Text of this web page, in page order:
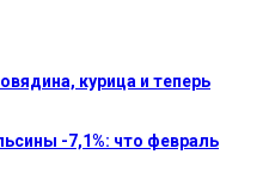
курица и теперь
-7,1%: что февраль